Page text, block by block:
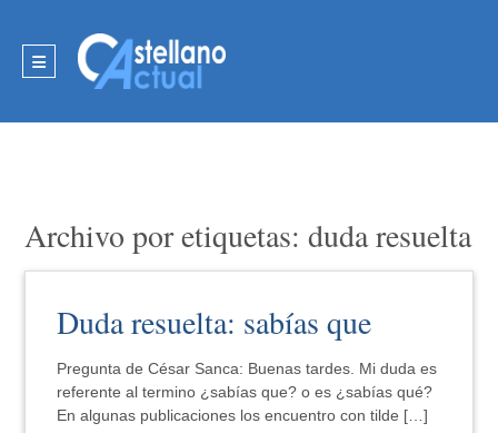
Archivo por etiquetas: duda resuelta
Duda resuelta: sabías que
Pregunta de César Sanca: Buenas tardes. Mi duda es
referente al termino ¿sabías que? o es ¿sabías qué?
En algunas publicaciones los encuentro con tilde […]